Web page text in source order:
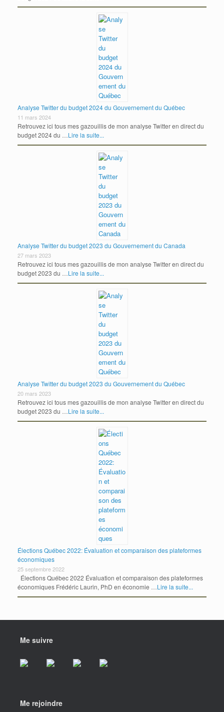
Analyse Twitter du budget 2024 du Gouvernement du Québec
11 mars 2024
Retrouvez ici tous mes gazouillis de mon analyse Twitter en direct du
budget 2024 du …Lire la suite...
Analyse Twitter du budget 2023 du Gouvernement du Canada
27 mars 2023
Retrouvez ici tous mes gazouillis de mon analyse Twitter en direct du
budget 2023 du …Lire la suite...
Analyse Twitter du budget 2023 du Gouvernement du Québec
20 mars 2023
Retrouvez ici tous mes gazouillis de mon analyse Twitter en direct du
budget 2023 du …Lire la suite...
Élections Québec 2022: Évaluation et comparaison des plateformes
économiques
25 septembre 2022
Élections Québec 2022 Évaluation et comparaison des plateformes
économiques Frédéric Laurin, PhD en économie …Lire la suite...
Me suivre
Me rejoindre